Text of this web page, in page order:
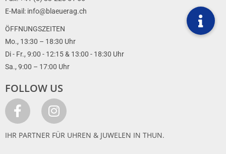
E-Mail: info@blaeuerag.ch
ÖFFNUNGSZEITEN
Mo., 13:30 – 18:30 Uhr
Di - Fr., 9:00 - 12:15 & 13:00 - 18:30 Uhr
Sa., 9:00 – 17:00 Uhr
FOLLOW US
IHR PARTNER FÜR UHREN & JUWELEN IN THUN.